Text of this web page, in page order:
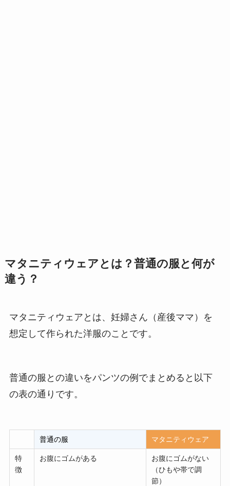
マタニティウェアとは？普通の服と何が
違う？
マタニティウェアとは、妊婦さん（産後ママ）を
想定して作られた洋服のことです。
普通の服との違いをパンツの例でまとめると以下
の表の通りです。
普通の服 マタニティウェア
特
徴
お腹にゴムがある
お腹にゴムがない
（ひもや帯で調
節）